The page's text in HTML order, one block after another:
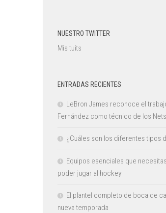
NUESTRO TWITTER
Mis tuits
ENTRADAS RECIENTES
LeBron James reconoce el
Fernández como técnico de los
¿Cuáles son los diferentes tipos
Equipos esenciales que
poder jugar al hockey
El plantel completo de boca de
nueva temporada